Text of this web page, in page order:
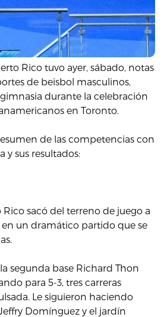
Rico tuvo ayer, sábado, notas
de beisbol masculinos,
durante la celebración
en Toronto.
de las competencias con
y sus resultados:
sacó del terreno de juego a
en un dramático partido que se
segunda base Richard Thon
para 5-3, tres carreras
Le siguieron haciendo
Domínguez y el jardín